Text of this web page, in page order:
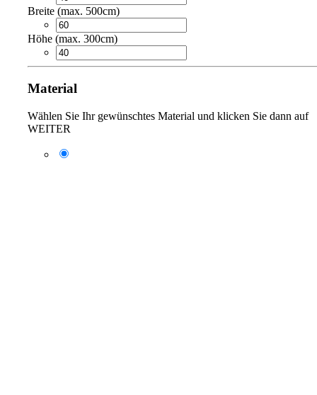
Breite (max. 500cm)
Höhe (max. 300cm)
Material
Wählen Sie Ihr gewünschtes Material und klicken Sie dann auf
WEITER